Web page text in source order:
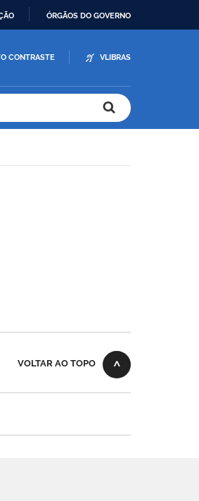
ÓRGÃOS DO GOVERNO
CONTRASTE VLIBRAS
VOLTAR AO TOPO